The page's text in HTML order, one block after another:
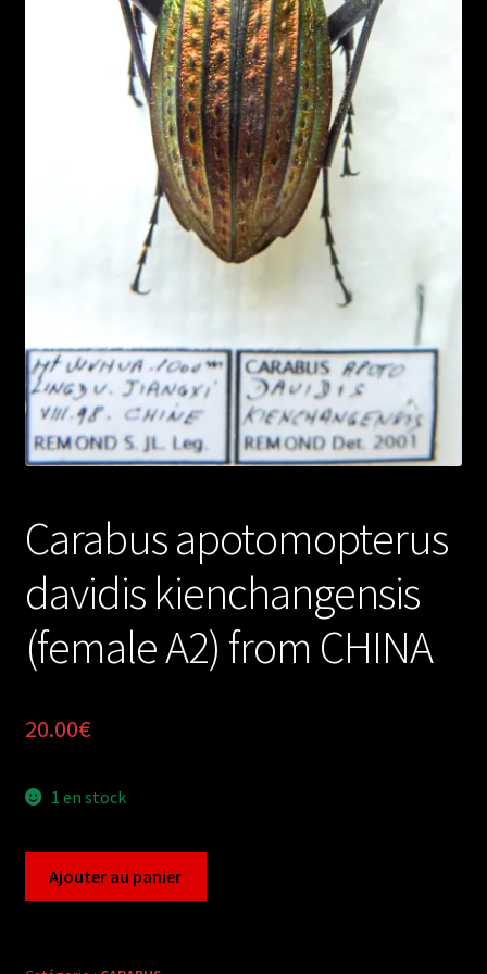
Carabus apotomopterus
davidis kienchangensis
(female A2) from CHINA
20.00€
1 en stock
Ajouter au panier